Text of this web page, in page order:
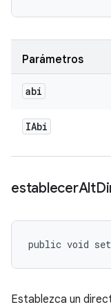
Parámetros
abi
IAbi
establecerAlt
public void
Establezca un